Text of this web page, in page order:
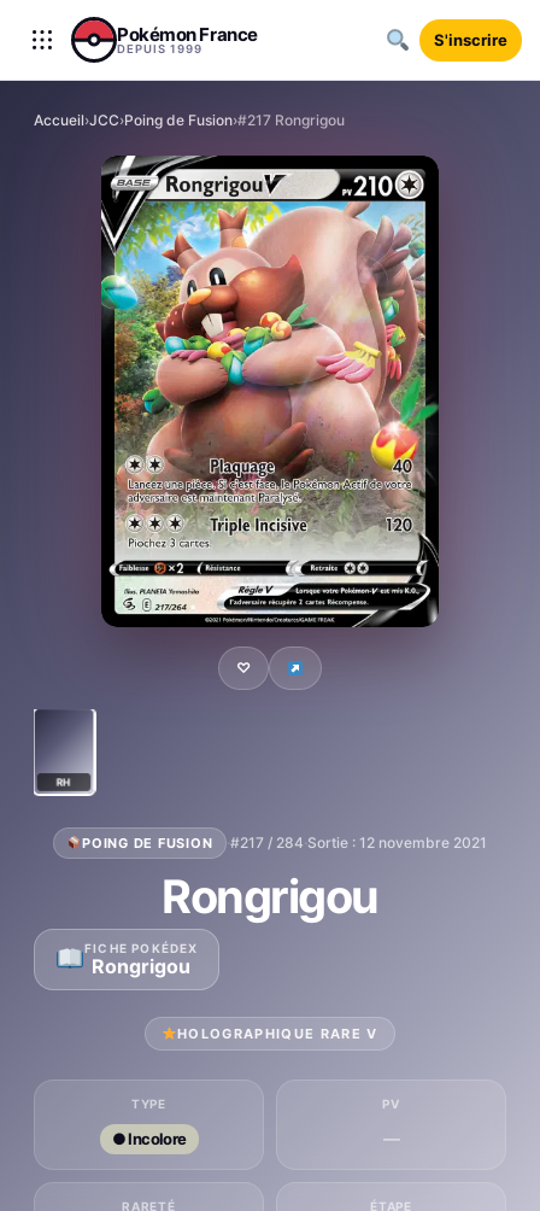
Aller au contenu
Pokémon France
DEPUIS 1999 S'inscrire
Accueil›JCC›Poing de Fusion›#217 Rongrigou
♡
RH
POING DE FUSION ·#217 / 284·Sortie : 12 novembre 2021
Rongrigou
FICHE POKÉDEX
Rongrigou
HOLOGRAPHIQUE RARE V
TYPE
● Incolore
PV
—
RARETÉ ÉTAPE